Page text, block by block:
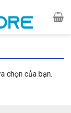
chọn của bạn.